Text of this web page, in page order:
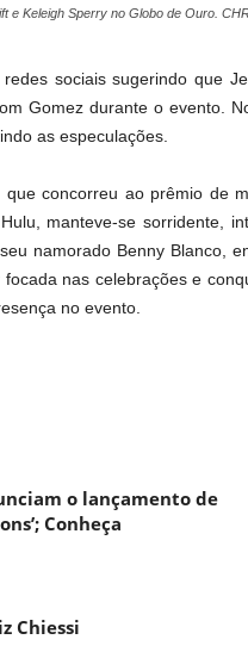
e Keleigh Sperry no Globo de Ouro.
sociais sugerindo que
Gomez durante o evento.
as especulações.
que concorreu ao prêmio de
manteve-se sorridente,
namorado Benny Blanco,
nas celebrações e
no evento.
o lançamento de
Conheça
Chiessi